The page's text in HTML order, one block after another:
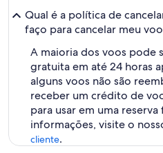
Qual é a política de
faço para cancelar meu
A maioria dos voos pode
gratuita em até 24 horas
alguns voos não são
receber um crédito de
para usar em uma reserva
informações, visite o
cliente.